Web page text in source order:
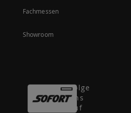
Fachmessen
Showroom
Folge
uns
auf